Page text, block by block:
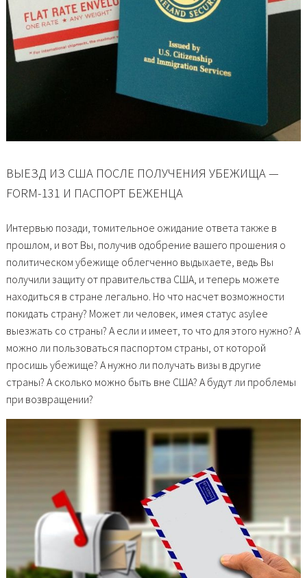
ВЫЕЗД ИЗ США ПОСЛЕ ПОЛУЧЕНИЯ УБЕЖИЩА —
FORM-131 И ПАСПОРТ БЕЖЕНЦА
Интервью позади, томительное ожидание ответа также в
прошлом, и вот Вы, получив одобрение вашего прошения о
политическом убежище облегченно выдыхаете, ведь Вы
получили защиту от правительства США, и теперь можете
находиться в стране легально. Но что насчет возможности
покидать страну? Может ли человек, имея статус asylee
выезжать со страны? А если и имеет, то что для этого нужно? А
можно ли пользоваться паспортом страны, от которой
просишь убежище? А нужно ли получать визы в другие
страны? А сколько можно быть вне США? А будут ли проблемы
при возвращении?